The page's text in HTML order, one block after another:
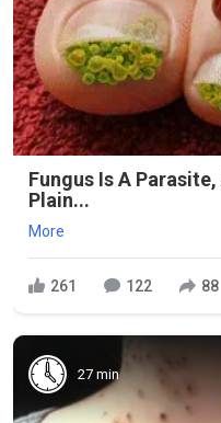
Fungus Is A
Plain...
More
261 122 88
27 min